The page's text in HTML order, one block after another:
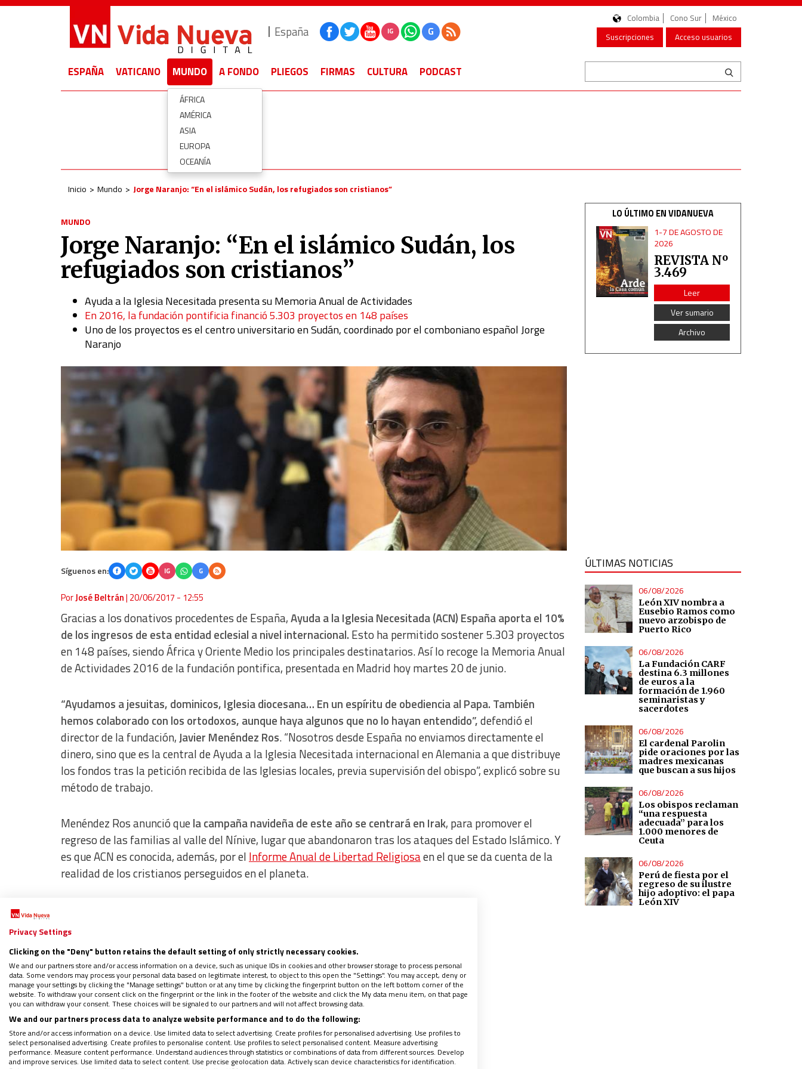
España IG G
Colombia Cono Sur
México
Suscripciones
Acceso usuarios
ESPAÑA VATICANO MUNDO
ÁFRICA
AMÉRICA
ASIA
EUROPA
OCEANÍA
A FONDO PLIEGOS FIRMAS CULTURA PODCAST
Inicio Mundo Jorge Naranjo: “En el islámico Sudán, los refugiados son cristianos”
MUNDO
Jorge Naranjo: “En el islámico Sudán, los
refugiados son cristianos”
Ayuda a la Iglesia Necesitada presenta su Memoria Anual de Actividades
En 2016, la fundación pontificia financió 5.303 proyectos en 148 países
Uno de los proyectos es el centro universitario en Sudán, coordinado por el comboniano español Jorge
Naranjo
Síguenos en: IG G
PorJosé Beltrán| 20/06/2017 - 12:55
Gracias a los donativos procedentes de España,Ayuda a la Iglesia Necesitada (ACN) España aporta el 10%
de los ingresos de esta entidad eclesial a nivel internacional. Esto ha permitido sostener 5.303 proyectos
en 148 países, siendo África y Oriente Medio los principales destinatarios. Así lo recoge la Memoria Anual
de Actividades 2016 de la fundación pontifica, presentada en Madrid hoy martes 20 de junio.
“Ayudamos a jesuitas, dominicos, Iglesia diocesana… En un espíritu de obediencia al Papa. También
hemos colaborado con los ortodoxos, aunque haya algunos que no lo hayan entendido”,defendió el
director de la fundación,Javier Menéndez Ros. “Nosotros desde España no enviamos directamente el
dinero, sino que es la central de Ayuda a la Iglesia Necesitada internacional en Alemania a que distribuye
los fondos tras la petición recibida de las Iglesias locales, previa supervisión del obispo”, explicó sobre su
método de trabajo.
Menéndez Ros anunció quela campaña navideña de este año se centrará en Irak, para promover el
regreso de las familias al valle del Nínive, lugar que abandonaron tras los ataques del Estado Islámico. Y
es que ACN es conocida, además, por el Informe Anual de Libertad Religiosaen el que se da cuenta de la
realidad de los cristianos perseguidos en el planeta.
Javier Menéndez Ros, Antonio Saínz de Vicuña y Jorge Naranjo, en la rueda de
prensa celebrada hoy en Madrid
LO ÚLTIMO EN VIDANUEVA
1-7 DE AGOSTO DE
2026
REVISTA Nº
3.469
Leer
Ver sumario
Archivo
ÚLTIMAS NOTICIAS
06/08/2026
León XIV nombra a
Eusebio Ramos como
nuevo arzobispo de
Puerto Rico
06/08/2026
La Fundación CARF
destina 6.3 millones
de euros a la
formación de 1.960
seminaristas y
sacerdotes
06/08/2026
El cardenal Parolin
pide oraciones por las
madres mexicanas
que buscan a sus hijos
06/08/2026
Los obispos reclaman
“una respuesta
adecuada” para los
1.000 menores de
Ceuta
06/08/2026
Perú de fiesta por el
regreso de su ilustre
hijo adoptivo: el papa
León XIV
Privacy Settings
Clicking on the "Deny" button retains the default setting of only strictly necessary cookies.
We and our partners store and/or access information on a device, such as unique IDs in cookies and other browser storage to process personal
data. Some vendors may process your personal data based on legitimate interest, to object to this open the "Settings". You may accept, deny or
manage your settings by clicking the "Manage settings" button or at any time by clicking the fingerprint button on the left bottom corner of the
website. To withdraw your consent click on the fingerprint or the link in the footer of the website and click the My data menu item, on that page
you can withdraw your consent. These choices will be signaled to our partners and will not affect browsing data.
We and our partners process data to analyze website performance and to do the following:
Store and/or access information on a device. Use limited data to select advertising. Create profiles for personalised advertising. Use profiles to
select personalised advertising. Create profiles to personalise content. Use profiles to select personalised content. Measure advertising
performance. Measure content performance. Understand audiences through statistics or combinations of data from different sources. Develop
and improve services. Use limited data to select content. Use precise geolocation data. Actively scan device characteristics for identification.